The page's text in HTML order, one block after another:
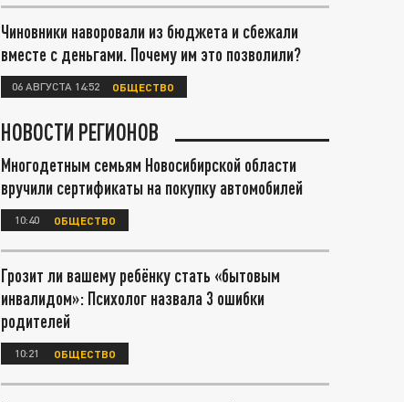
Чиновники наворовали из бюджета и сбежали
вместе с деньгами. Почему им это позволили?
06 АВГУСТА 14:52 ОБЩЕСТВО
НОВОСТИ РЕГИОНОВ
Многодетным семьям Новосибирской области
вручили сертификаты на покупку автомобилей
10:40 ОБЩЕСТВО
Грозит ли вашему ребёнку стать «бытовым
инвалидом»: Психолог назвала 3 ошибки
родителей
10:21 ОБЩЕСТВО